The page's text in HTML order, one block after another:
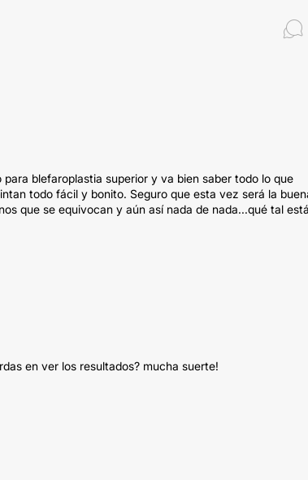
blefaroplastia superior y va bien saber todo lo que
todo fácil y bonito. Seguro que esta vez será la
que se equivocan y aún así nada de nada...qué tal
en ver los resultados? mucha suerte!